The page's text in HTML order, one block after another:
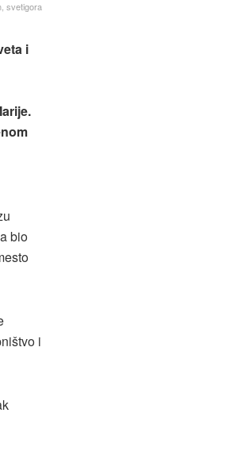
svetigora
i
bio
i